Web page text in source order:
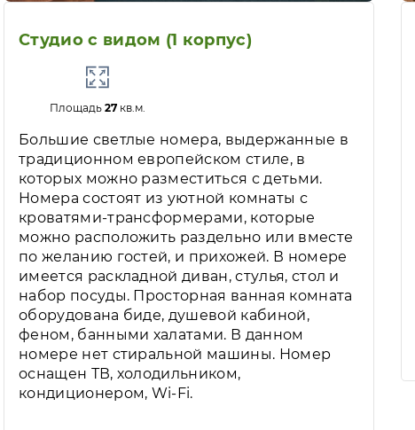
Студио с видом (1 корпус)
Площадь 27кв.м.
Большие светлые номера, выдержанные в
традиционном европейском стиле, в
которых можно разместиться с детьми.
Номера состоят из уютной комнаты с
кроватями-трансформерами, которые
можно расположить раздельно или вместе
по желанию гостей, и прихожей. В номере
имеется раскладной диван, стулья, стол и
набор посуды. Просторная ванная комната
оборудована биде, душевой кабиной,
феном, банными халатами. В данном
номере нет стиральной машины. Номер
оснащен ТВ, холодильником,
кондиционером, Wi-Fi.